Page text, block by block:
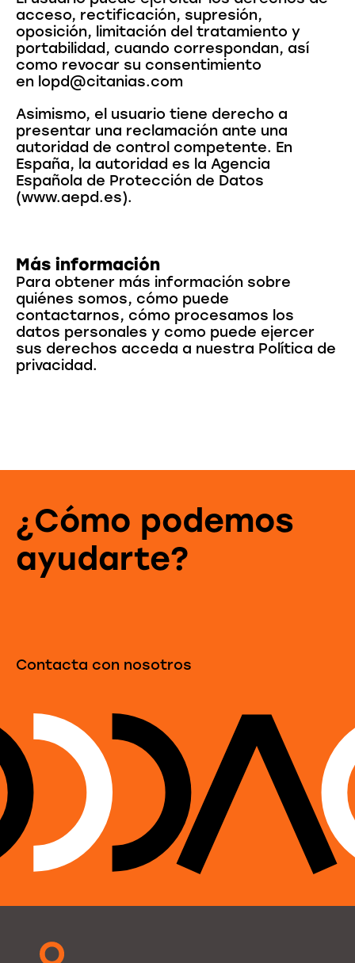
acceso, rectificación, supresión,
oposición, limitación del tratamiento y
portabilidad, cuando correspondan, así
como revocar su consentimiento
en lopd@citanias.com
Asimismo, el usuario tiene derecho a
presentar una reclamación ante una
autoridad de control competente. En
España, la autoridad es la Agencia
Española de Protección de Datos
(www.aepd.es).
Más información
Para obtener más información sobre
quiénes somos, cómo puede
contactarnos, cómo procesamos los
datos personales y como puede ejercer
sus derechos acceda a nuestra Política de
privacidad.
¿Cómo podemos
ayudarte?
Contacta con nosotros